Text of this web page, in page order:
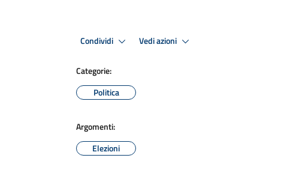
Condividi Vedi azioni
Categorie:
Politica
Argomenti:
Elezioni